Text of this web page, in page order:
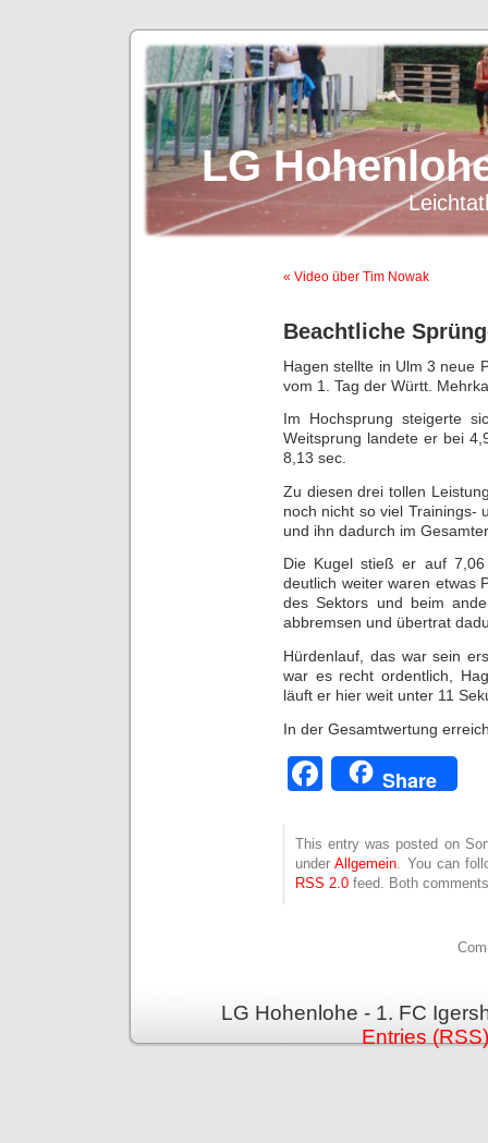
LG
« Video über Tim Nowak
Beachtliche
Hagen stellte in Ulm 3 neue
vom 1. Tag der Württ.
Im Hochsprung steigerte
Weitsprung landete er bei
8,13 sec.
Zu diesen drei tollen
noch nicht so viel Trainings-
und ihn dadurch im
Die Kugel stieß er auf
deutlich weiter waren etwas
des Sektors und beim
abbremsen und übertrat
Hürdenlauf, das war sein
war es recht ordentlich,
läuft er hier weit unter 11
In der Gesamtwertung
Facebook
Share
This entry was posted on
underAllgemein . You can
RSS 2.0 feed. Both
LG Hohenlohe - 1. FC
Entries (RSS)